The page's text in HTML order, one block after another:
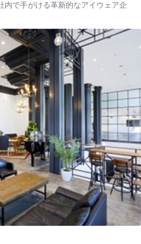
内で手がける革新的なアイウェア企